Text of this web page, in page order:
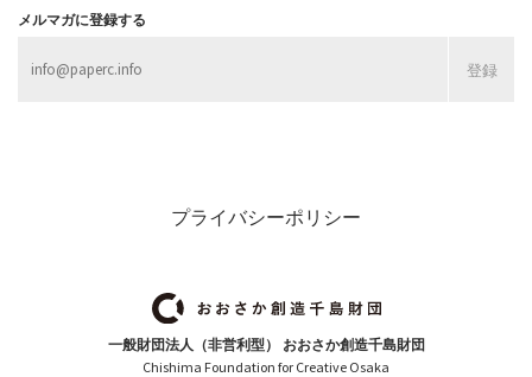
メルマガに登録する
プライバシーポリシー
一般財団法人（非営利型） おおさか創造千島財団
Chishima Foundation for Creative Osaka